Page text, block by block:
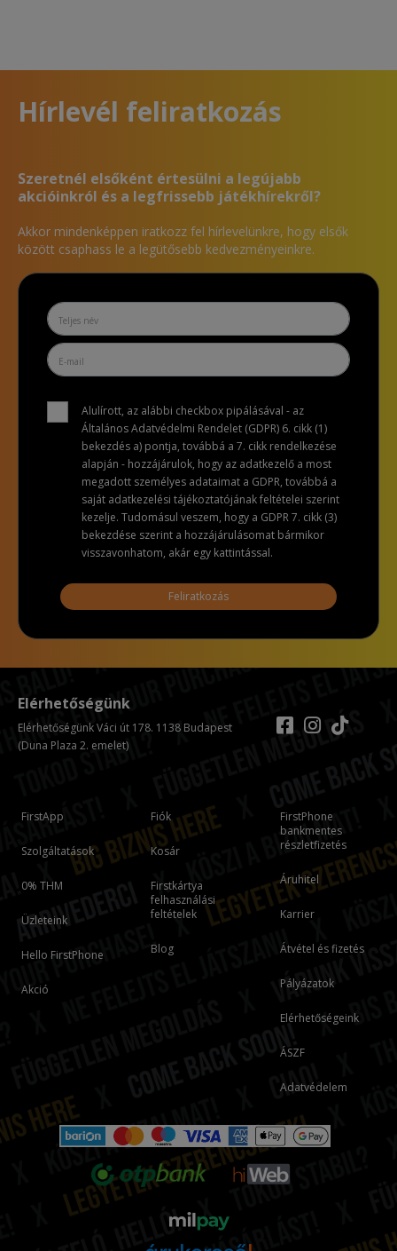
Hírlevél feliratkozás
Szeretnél elsőként értesülni a legújabb
akcióinkról és a legfrissebb játékhírekről?
Akkor mindenképpen iratkozz fel hírlevelünkre, hogy elsők
között csaphass le a legütősebb kedvezményeinkre.
Alulírott, az alábbi checkbox pipálásával - az
Általános Adatvédelmi Rendelet (GDPR) 6. cikk (1)
bekezdés a) pontja, továbbá a 7. cikk rendelkezése
alapján - hozzájárulok, hogy az adatkezelő a most
megadott személyes adataimat a GDPR, továbbá a
saját adatkezelési tájékoztatójának feltételei szerint
kezelje. Tudomásul veszem, hogy a GDPR 7. cikk (3)
bekezdése szerint a hozzájárulásomat bármikor
visszavonhatom, akár egy kattintással.
Feliratkozás
FirstApp
Szolgáltatások
0% THM
Üzleteink
Hello FirstPhone
Akció
Fiók
Kosár
Firstkártya
felhasználási
feltételek
Blog
FirstPhone
bankmentes
részletfizetés
Áruhitel
Karrier
Átvétel és fizetés
Pályázatok
Elérhetőségeink
ÁSZF
Adatvédelem
Elérhetőségünk
Elérhetőségünk Váci út 178. 1138 Budapest
(Duna Plaza 2. emelet)